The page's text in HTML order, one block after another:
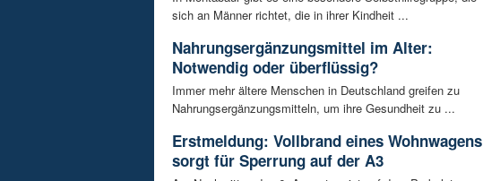
sich an Männer richtet, die in ihrer Kindheit ...
Nahrungsergänzungsmittel im Alter:
Notwendig oder überflüssig?
Immer mehr ältere Menschen in Deutschland greifen zu
Nahrungsergänzungsmitteln, um ihre Gesundheit zu ...
Erstmeldung: Vollbrand eines Wohnwagens
sorgt für Sperrung auf der A3